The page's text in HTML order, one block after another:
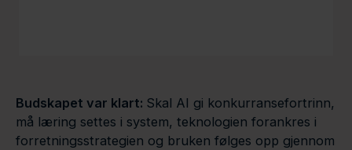
Budskapet var klart: Skal AI gi konkurransefortrinn,
må læring settes i system, teknologien forankres i
forretningsstrategien og bruken følges opp gjennom